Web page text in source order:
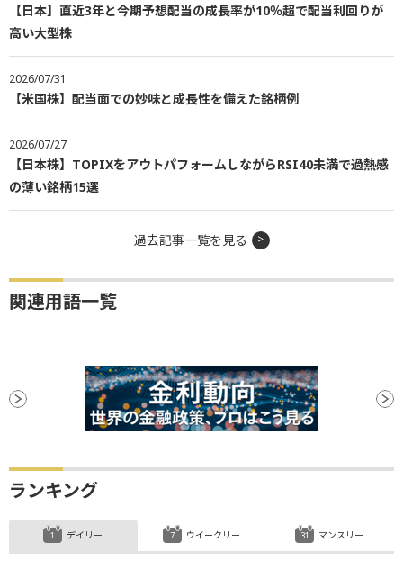
【日本】直近3年と今期予想配当の成長率が10％超で配当利回りが
高い大型株
2026/07/31
【米国株】配当面での妙味と成長性を備えた銘柄例
2026/07/27
【日本株】TOPIXをアウトパフォームしながらRSI40未満で過熱感
の薄い銘柄15選
過去記事一覧を見る
関連用語一覧
ランキング
デイリー ウイークリー マンスリー